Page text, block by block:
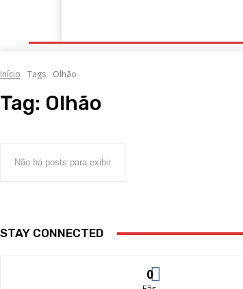
Início Tags Olhão
Tag: Olhão
Não há posts para exibir
STAY CONNECTED
0